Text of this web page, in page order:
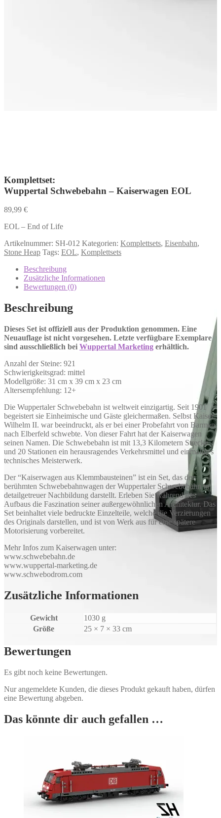
Komplettset:
Wuppertal Schwebebahn – Kaiserwagen EOL
89,99 €
EOL – End of Life
Artikelnummer: SH-012 Kategorien: Komplettsets, Eisenbahn,
Stone Heap Tags: EOL, Komplettsets
Beschreibung
Zusätzliche Informationen
Bewertungen (0)
Beschreibung
Dieses Set ist offiziell aus der Produktion genommen. Eine
Neuauflage ist nicht vorgesehen. Letzte verfügbare Exemplare
sind ausschließlich bei Wuppertal Marketing erhältlich.
Anzahl der Steine: 921
Schwierigkeitsgrad: mittel
Modellgröße: 31 cm x 39 cm x 23 cm
Altersempfehlung: 12+
Die Wuppertaler Schwebebahn ist weltweit einzigartig. Seit 1901
begeistert sie Einheimische und Gäste gleichermaßen. Selbst Kaiser
Wilhelm II. war beeindruckt, als er bei einer Probefahrt von Barmen
nach Elberfeld schwebte. Von dieser Fahrt hat der Kaiserwagen
seinen Namen. Die Schwebebahn ist mit 13,3 Kilometern Strecke
und 20 Stationen ein herausragendes Verkehrsmittel und einmaliges
technisches Meisterwerk.
Der “Kaiserwagen aus Klemmbausteinen” ist ein Set, das den
berühmten Schwebebahnwagen der Wuppertaler Schwebebahn in
detailgetreuer Nachbildung darstellt. Erleben Sie während des
Aufbaus die Faszination seiner außergewöhnlichen Architektur. Das
Set beinhaltet viele bedruckte Einzelteile, welche die Verzierungen
des Originals darstellen, und ist von Werk aus für eine spätere
Motorisierung vorbereitet.
Mehr Infos zum Kaiserwagen unter:
www.schwebebahn.de
www.wuppertal-marketing.de
www.schwebodrom.com
Zusätzliche Informationen
Gewicht
1030 g
Größe
25 × 7 × 33 cm
Bewertungen
Es gibt noch keine Bewertungen.
Nur angemeldete Kunden, die dieses Produkt gekauft haben, dürfen
eine Bewertung abgeben.
Das könnte dir auch gefallen …